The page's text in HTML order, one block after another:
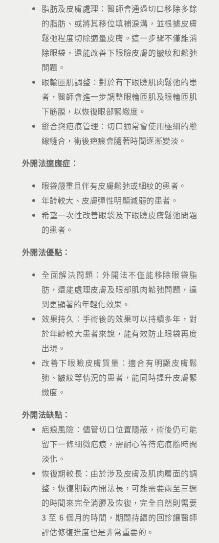
脂肪及皮膚處理：醫師會通過切口移除多餘
的脂肪、或將其移位填補淚溝，並根據皮膚
鬆弛程度切除適量皮膚。這一步驟不僅能消
除眼袋，還能改善下眼瞼皮膚的皺紋和鬆弛
問題。
眼輪匝肌調整：對於有下眼瞼肌肉鬆弛的患
者，醫師會進一步調整眼輪匝肌及眼輪匝肌
下筋膜，以恢復眼部緊緻度。
縫合與疤痕管理：切口通常會使用極細的縫
線縫合，術後疤痕會隨著時間逐漸變淡。
外開法適應症：
眼袋嚴重且伴有皮膚鬆弛或細紋的患者。
年齡較大、皮膚彈性明顯減弱的患者。
希望一次性改善眼袋及下眼瞼皮膚鬆弛問題
的患者。
外開法優點：
全面解決問題：外開法不僅能移除眼袋脂
肪，還能處理皮膚及眼部肌肉鬆弛問題，達
到更顯著的年輕化效果。
效果持久：手術後的效果可以持續多年，對
於年齡較大患者來說，能有效防止眼袋再度
出現。
改善下眼瞼皮膚質量：適合有明顯皮膚鬆
弛、皺紋等情況的患者，能同時提升皮膚緊
緻度。
外開法缺點：
疤痕風險：儘管切口位置隱蔽，術後仍可能
留下一條細微疤痕，需耐心等待疤痕隨時間
淡化。
恢復期較長：由於涉及皮膚及肌肉層面的調
整，恢復期較內開法長，可能需要兩至三週
的時間來完全消腫及恢復，完全自然則需要
3 至 6 個月的時間，期間持續的回診讓醫師
評估修復進度也是非常重要的。